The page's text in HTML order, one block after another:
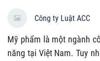
Công ty Luật ACC
Mỹ phẩm là một ngành
năng tại Việt Nam. Tuy